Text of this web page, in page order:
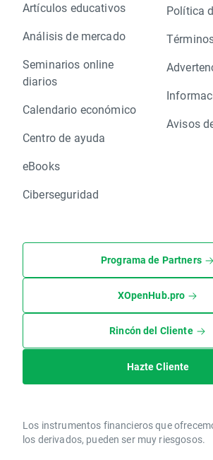
Artículos educativos
Análisis de mercado
Seminarios online
diarios
Calendario económico
Centro de ayuda
eBooks
Ciberseguridad
Política
Avisos
Programa de Partners
XOpenHub.pro
Rincón del Cliente
Hazte Cliente
Los instrumentos financieros que
los derivados, pueden ser muy riesgosos.